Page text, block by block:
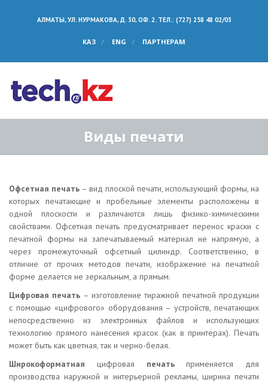
АЛМАТЫ, УЛ. НУРМАКОВА, Д. 30, ОФ. 2. ТЕЛ.: (727) 258 48 02/03
КАЗ ENG ПАРТНЕРАМ
Виды печати
Офсетная печать – вид плоской печати, использующий формы, на
которых печатающие и пробельные элементы расположены в
одной плоскости и различаются лишь физико-химическими
свойствами. Офсетная печать предусматривает перенос краски с
печатной формы на запечатываемый материал не напрямую, а
через промежуточный офсетный цилиндр. Соответственно, в
отличие от прочих методов печати, изображение на печатной
форме делается не зеркальным, а прямым.
Цифровая печать – изготовление тиражной печатной продукции
с помощью «цифрового» оборудования – устройств, печатающих
непосредственно из электронных файлов и использующих
технологию прямого нанесения красок (как в принтерах). Печать
может быть как цветная, так и черно-белая.
Широкоформатная цифровая печатьприменяется для
производства наружной и интерьерной рекламы, ширина печати